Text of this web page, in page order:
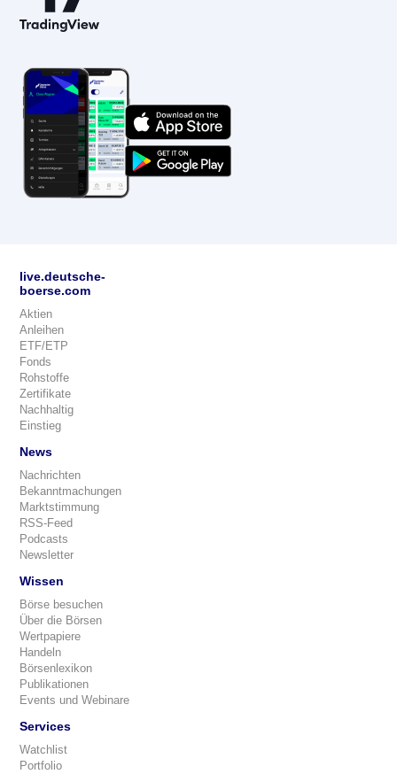
live.deutsche-
boerse.com
Aktien
Anleihen
ETF/ETP
Fonds
Rohstoffe
Zertifikate
Nachhaltig
Einstieg
News
Nachrichten
Bekanntmachungen
Marktstimmung
RSS-Feed
Podcasts
Newsletter
Wissen
Börse besuchen
Über die Börsen
Wertpapiere
Handeln
Börsenlexikon
Publikationen
Events und Webinare
Services
Watchlist
Portfolio